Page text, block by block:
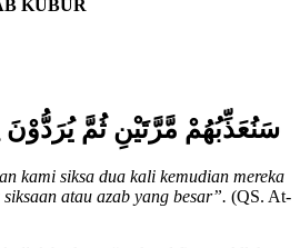
سَنُعَذِّبُهُمْ مَّرَّتَيْنِ ثُمَّ
kami siksa dua kali kemudian mereka
atau azab yang besar”.